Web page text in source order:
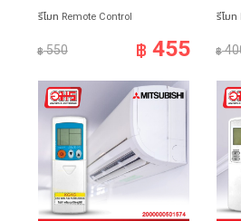
รีโมท Remote Control
฿550 ฿ 455
รีโมท
฿